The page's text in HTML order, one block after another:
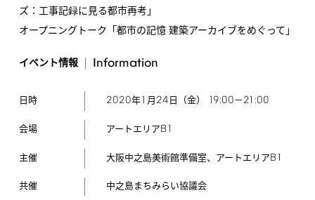
ズ：工事記録に見る都市再考」
オープニングトーク「都市の記憶 建築アーカイブをめぐって」
イベント情報 Information
日時 2020年1 月 24 日（金） 19:00－21:00
会場 アートエリアB1
主催 大阪中之島美術館準備室、アートエリアB1
共催 中之島まちみらい協議会